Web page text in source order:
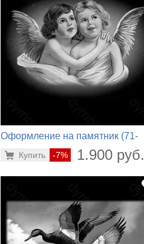
Оформление на памятник (71-
-7% 1.900 руб.
Купить